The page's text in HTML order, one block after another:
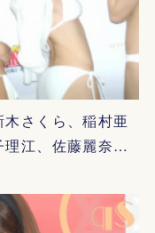
さくら、稲村亜
理江、佐藤麗奈…